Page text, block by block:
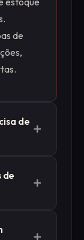
de
de +
de IP
por
de
+
com